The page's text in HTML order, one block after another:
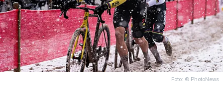
Foto: © PhotoNews